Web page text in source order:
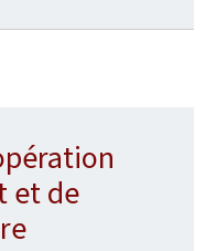
et de